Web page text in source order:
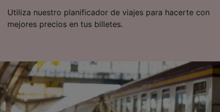
Utiliza nuestro planificador de viajes para hacerte con
mejores precios en tus billetes.